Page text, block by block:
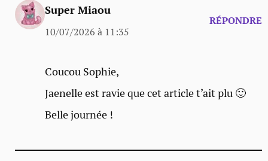
Super Miaou
10/07/2026 à 11:35
RÉPONDRE
Coucou Sophie,
Jaenelle est ravie que cet article t’ait plu 🙂
Belle journée !